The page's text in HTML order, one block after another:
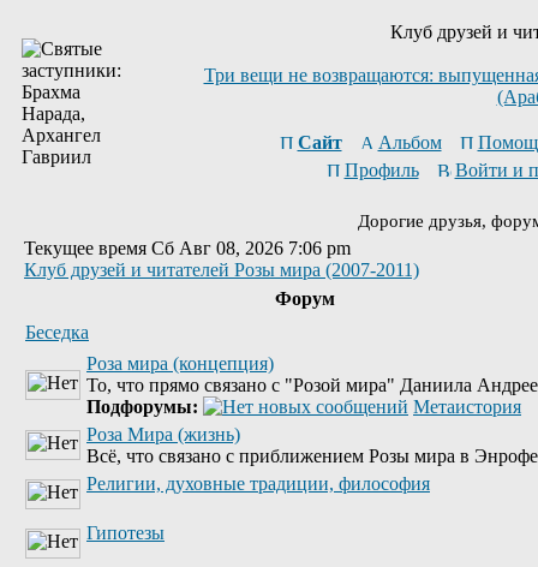
Клуб друзей и
Три вещи не возвращаются:
Сайт Альбом
Профиль
Войти и
Дорогие друзья,
Текущее время Сб Авг 08, 2026 7:06 pm
Клуб друзей и читателей Розы мира (2007-2011)
Форум
Беседка
Роза мира (концепция)
То, что прямо связано с "Розой мира" Даниила
Подфорумы:
Метаистория
Роза Мира (жизнь)
Всё, что связано с приближением Розы мира в
Религии, духовные традиции, философия
Гипотезы